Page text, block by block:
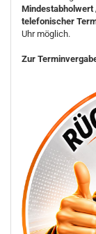
Mindestabholwert
telefonischer
Uhr möglich.
Zur